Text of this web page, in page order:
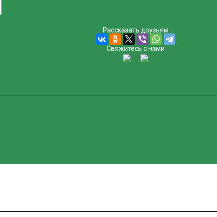
Рассказать друзьям
Свяжитесь с нами